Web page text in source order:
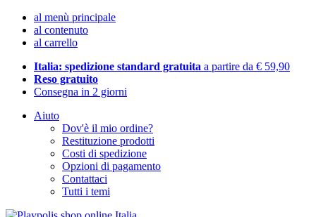
al menù principale
al contenuto
al carrello
Italia: spedizione standard gratuita a partire da € 59,90
Reso gratuito
Consegna in 2 giorni
Aiuto
Dov'è il mio ordine?
Restituzione prodotti
Costi di spedizione
Opzioni di pagamento
Contattaci
Tutti i temi